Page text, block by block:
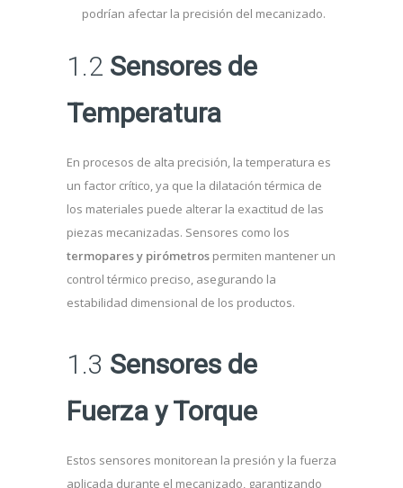
podrían afectar la precisión del mecanizado.
1.2 Sensores de
Temperatura
En procesos de alta precisión, la temperatura es
un factor crítico, ya que la dilatación térmica de
los materiales puede alterar la exactitud de las
piezas mecanizadas. Sensores como los
termopares y pirómetros permiten mantener un
control térmico preciso, asegurando la
estabilidad dimensional de los productos.
1.3 Sensores de
Fuerza y Torque
Estos sensores monitorean la presión y la fuerza
aplicada durante el mecanizado, garantizando